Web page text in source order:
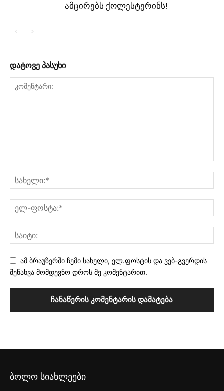
ამცირებს ქოლესტერინს!
დატოვე პასუხი
ამ ბრაუზერში ჩემი სახელი, ელ.ფოსტის და ვებ-გვერდის
შენახვა მომდევნო დროს მე კომენტარით.
ბოლო სიახლეები